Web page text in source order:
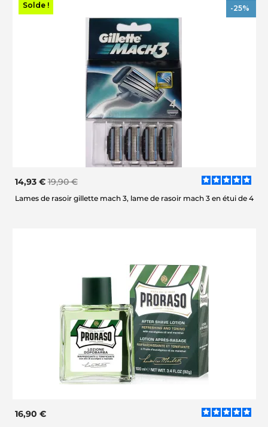
Solde ! -25%
14,93 €19,90 €
Lames de rasoir gillette mach 3, lame de rasoir mach 3 en étui de 4
16,90 €